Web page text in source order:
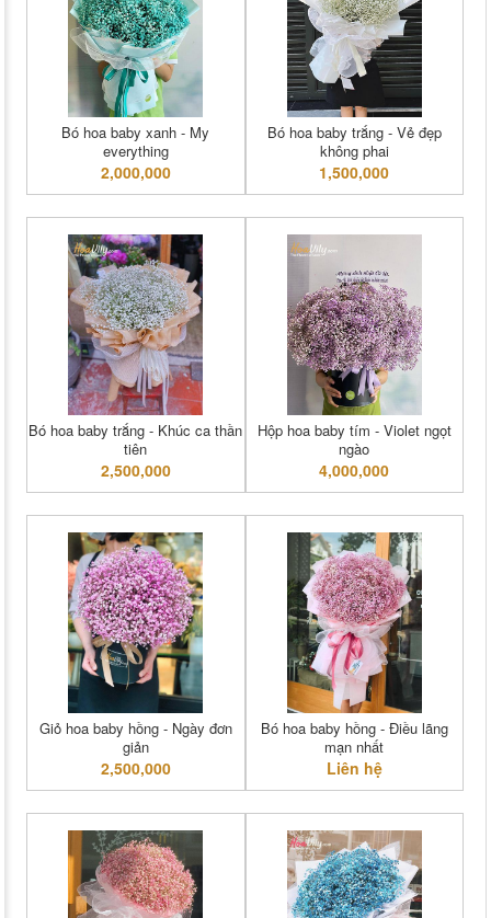
Bó hoa baby xanh - My
everything
2,000,000
Bó hoa baby trắng - Vẻ đẹp
không phai
1,500,000
Bó hoa baby trắng - Khúc ca thần
tiên
2,500,000
Hộp hoa baby tím - Violet ngọt
ngào
4,000,000
Giỏ hoa baby hồng - Ngày đơn
giản
2,500,000
Bó hoa baby hồng - Điều lãng
mạn nhất
Liên hệ